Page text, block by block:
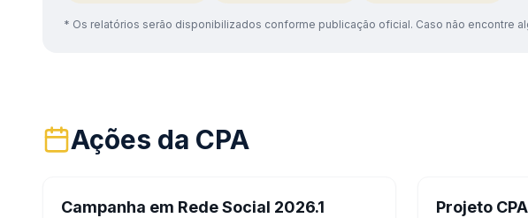
* Os relatórios serão disponibilizados conforme publicação oficial. Caso não encontre
Ações da CPA
Campanha em Rede Social 2026.1 Projeto